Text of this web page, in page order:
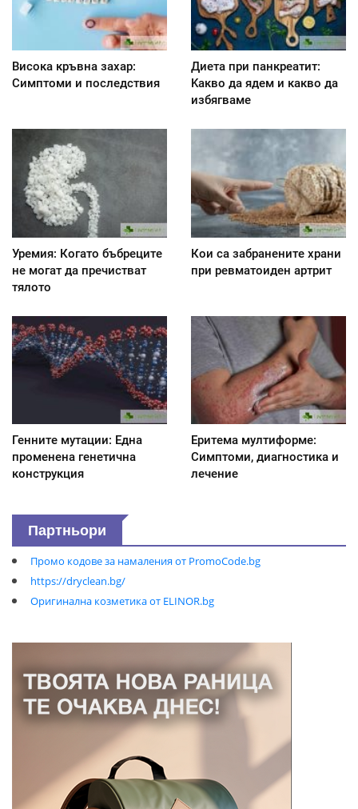
Висока кръвна захар:
Симптоми и последствия
Диета при панкреатит:
Kакво да ядем и какво да
избягваме
Уремия: Когато бъбреците
не могат да пречистват
тялото
Кои са забранените храни
при ревматоиден артрит
Генните мутации: Една
променена генетична
конструкция
Еритема мултиформе:
Симптоми, диагностика и
лечение
Партньори
Промо кодове за намаления от PromoCode.bg
https://dryclean.bg/
Оригинална козметика от ELINOR.bg